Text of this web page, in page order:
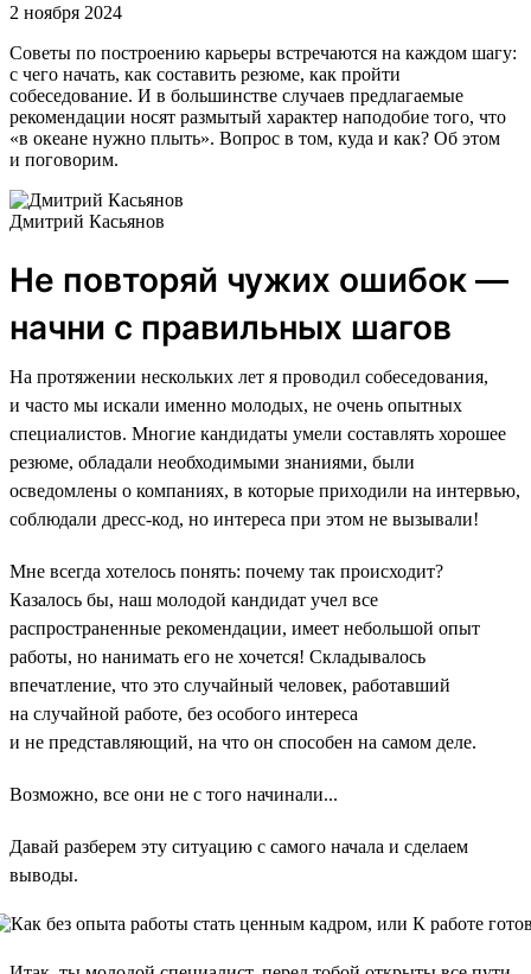
2 ноября 2024
Советы по построению карьеры встречаются на каждом шагу:
с чего начать, как составить резюме, как пройти
собеседование. И в большинстве случаев предлагаемые
рекомендации носят размытый характер наподобие того, что
«в океане нужно плыть». Вопрос в том, куда и как? Об этом
и поговорим.
Дмитрий Касьянов
Не повторяй чужих ошибок —
начни с правильных шагов
На протяжении нескольких лет я проводил собеседования,
и часто мы искали именно молодых, не очень опытных
специалистов. Многие кандидаты умели составлять хорошее
резюме, обладали необходимыми знаниями, были
осведомлены о компаниях, в которые приходили на интервью,
соблюдали дресс-код, но интереса при этом не вызывали!
Мне всегда хотелось понять: почему так происходит?
Казалось бы, наш молодой кандидат учел все
распространенные рекомендации, имеет небольшой опыт
работы, но нанимать его не хочется! Складывалось
впечатление, что это случайный человек, работавший
на случайной работе, без особого интереса
и не представляющий, на что он способен на самом деле.
Возможно, все они не с того начинали...
Давай разберем эту ситуацию с самого начала и сделаем
выводы.